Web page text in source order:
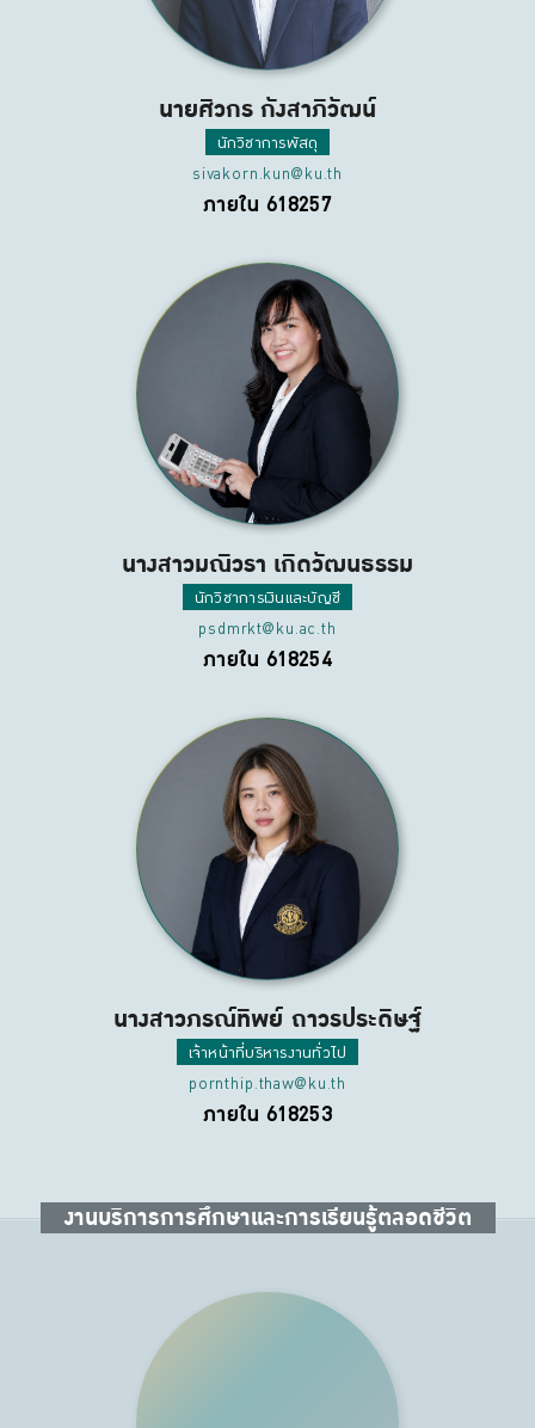
นายศิวกร กังสาภิวัฒน์
นักวิชาการพัสดุ
sivakorn.kun@ku.th
ภายใน 618257
นางสาวมณิวรา เกิดวัฒนธรรม
นักวิชาการเงินและบัญชี
psdmrkt@ku.ac.th
ภายใน 618254
นางสาวภรณ์ทิพย์ ถาวรประดิษฐ์
เจ้าหน้าที่บริหารงานทั่วไป
pornthip.thaw@ku.th
ภายใน 618253
งานบริการการศึกษาและการเรียนรู้ตลอดชีวิต